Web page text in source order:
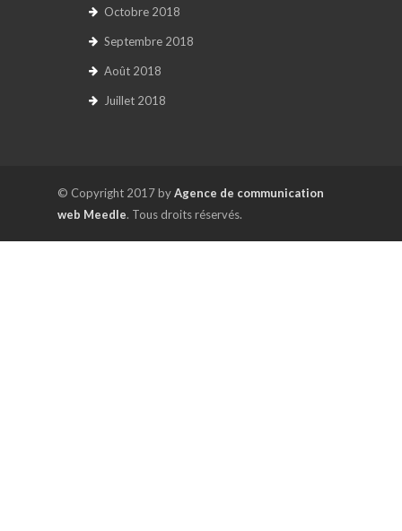
Octobre 2018
Septembre 2018
Août 2018
Juillet 2018
© Copyright 2017 byAgence de communication
web Meedle. Tous droits réservés.